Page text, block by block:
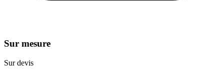
Sur mesure
Sur devis